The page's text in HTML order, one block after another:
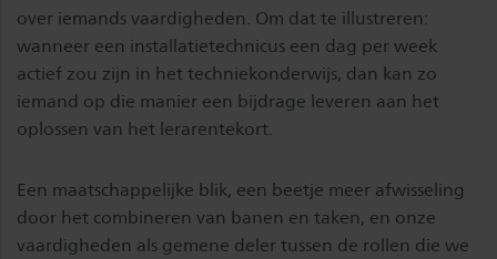
over iemands vaardigheden. Om dat te illustreren:
wanneer een installatietechnicus een dag per week
actief zou zijn in het techniekonderwijs, dan kan zo
iemand op die manier een bijdrage leveren aan het
oplossen van het lerarentekort.
Een maatschappelijke blik, een beetje meer afwisseling
door het combineren van banen en taken, en onze
vaardigheden als gemene deler tussen de rollen die we